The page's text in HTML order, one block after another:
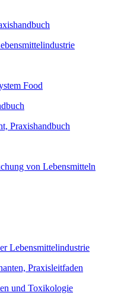
Food
Praxishandbuch
von Lebensmitteln
Lebensmittelindustrie
Praxisleitfaden
und Toxikologie